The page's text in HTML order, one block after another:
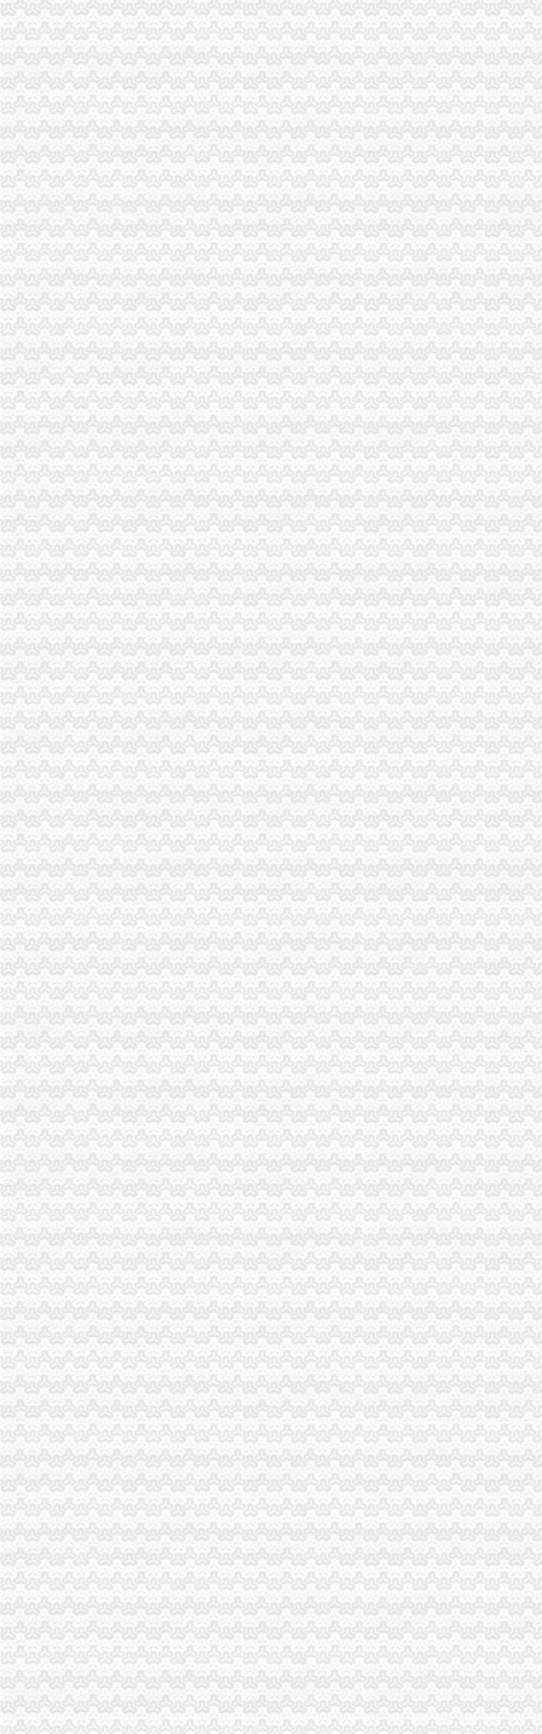
新华区注册公司条件、步骤,2017年新华代理注册公司要多少钱
苏州注册公司_苏州代理记账_苏州代办营业执照_苏州新区|吴中区|吴江|
【茶园新区联通营业厅（售后中心）招合作伙伴】-代理加盟-重庆赶集网
【重庆茶园新区工商注册|工商注册代理|工商注册代办】-重庆赶集网
【58同城】重庆南岸茶园新区工商年检_工商营业执照年检
茶园新区工商代办-重庆爱问分类
重庆市代办公司变更
重庆银行股份有限公司茶园新城区支行
重庆弘熙房地产营销策划有限公司茶园新区金科世界城分公司
重庆市工商年报代理-城际分类
一方财务_重庆市一方财务代理有限公司新招聘信息-汇博网
重庆哪家代办较快办理营业执照,房地产开发资质验资-重庆58同城
苏州新区代办营业执照_苏州新区代办营业执照厂家批发-虎易网
渝开发（000514）_定期报告_公司资料_新浪财经
【茶园新区联通营业厅（售后中心）招合作伙伴】-代理加盟-重庆赶集网
【餐厅服务员,重庆一方财务代理有限公司招聘】-重庆赶集网
金科VISAR国际_融创伊顿庄园_楼盘对比分析-重庆乐居
晨报万事通_新浪新闻
【重庆九一七八网络科技有限公司2018新招聘信息】_聘网
租售转让_新浪新闻
重庆渝开发股份有限公司2003年年度报告（2004-03-18）_渝开发（
重庆龙威达物业管理有限公司
南岸黄页_企业公司_生产厂家P2
重庆渝开发股份有限公司2003年年度报告_渝开发（000514）_公告正
【无锡新区代办执照无锡新区代办税务登记无锡新区代办营业执照无
重庆委托书招标采购-千里马招标网
12月16日上市公司晚间公告速递_财经_MSN中国
重庆南岸咨询与业-顺企网重庆南岸黄页
重庆聚天下企业孵化器有限公司联系方式_信用报告_工商信息-启信宝
万事通||押_凤凰资讯
重庆九一七八网络科技有限公司联系方式_信用报告_工商信息-启信宝
重庆渝开发股份有限公司2003年年度报告_渝开发（000514）_公告正
【供应苏州新区代办营业执照苏州吴中区代办营业执照优选苏州德仁】
租售转让|重庆|重庆市_凤凰资讯
【重庆茶园新区代办公司】_重庆列表网
【坪山代办营业执照代办坪山新区营业执照】价格_厂家_图片-Hc360
[中报]渝开发：2013年半年度报告-[中财网]
【图】南岸茶园新区府公司注册代办营业执照代理_重庆工商注册_重
【58同城】重庆北碚城北新区资质证书办理_企业资质代理_资质代办机
重庆茶园新区代办公司_列表网
重庆市家来置业代理有限公司_【电话地址_招聘信息_注册信息_信用信
渝开发：2013年半年度报告（2013-08-08）_渝开发（000514）个股
【58同城】城北新区代理记账_城北新区代理记账公司
重庆市家来置业代理有限公司_【电话地址_招聘信息_注册信息_信用信
重庆艺诚汽车租赁有限公司南岸分公司_【信用信息_诉讼信息_财务信
2017-2019招标代理机构服务项目_比选公告_中国招标网_重庆市招标
渝开发：2013年年度报告_交易所公告_市场_中金在线
渝开发：2013年年度报告（更新后）_渝开发（000514）_公告正文
东莞市环保信访况公示（周报）2013-8-2
重庆广播电视大学直属学院_一方财务招聘简章
渝开发：2013年年度报告_渝开发（000514）_公告正文
重庆长江电工工业集团有限公司2018年10台报废汽车报废处置招标公
重庆长江电工工业集团有限公司2018年10台报废汽车报废处置招标公